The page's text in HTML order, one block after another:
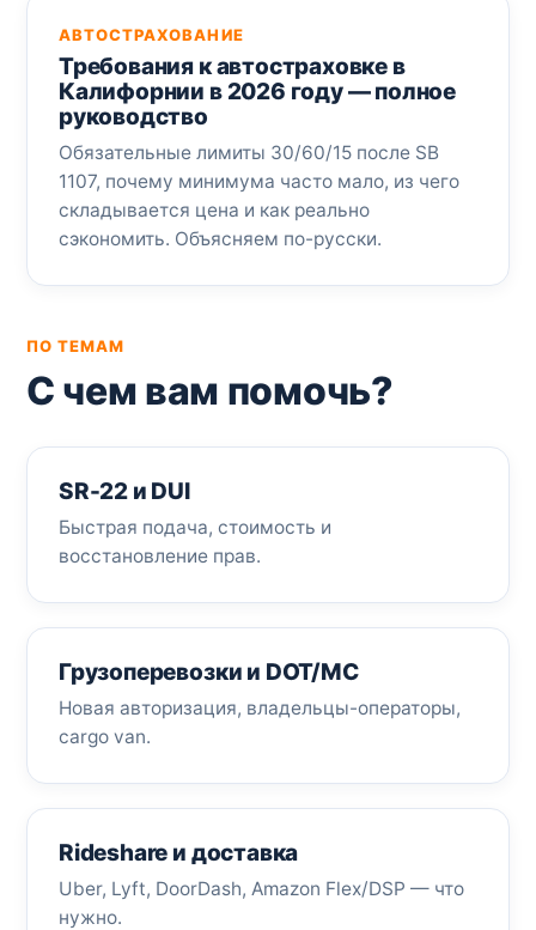
АВТОСТРАХОВАНИЕ
Требования к автостраховке в
Калифорнии в 2026 году — полное
руководство
Обязательные лимиты 30/60/15 после SB
1107, почему минимума часто мало, из чего
складывается цена и как реально
сэкономить. Объясняем по-русски.
ПО ТЕМАМ
С чем вам помочь?
SR-22 и DUI
Быстрая подача, стоимость и
восстановление прав.
Грузоперевозки и DOT/MC
Новая авторизация, владельцы-операторы,
cargo van.
Rideshare и доставка
Uber, Lyft, DoorDash, Amazon Flex/DSP — что
нужно.